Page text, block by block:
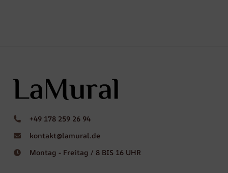
+49 178 259 26 94
kontakt@lamural.de
Montag - Freitag / 8 BIS 16 UHR